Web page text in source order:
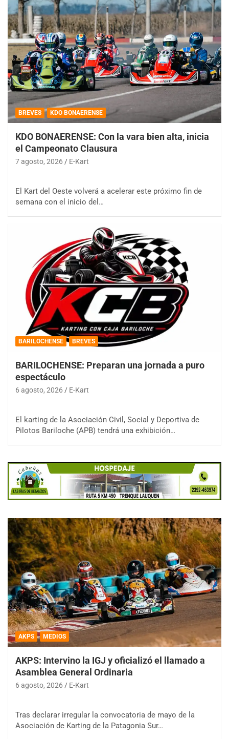
BREVES KDO BONAERENSE
KDO BONAERENSE: Con la vara bien alta, inicia
el Campeonato Clausura
7 agosto, 2026 E-Kart
El Kart del Oeste volverá a acelerar este próximo fin de
semana con el inicio del…
BARILOCHENSE BREVES
BARILOCHENSE: Preparan una jornada a puro
espectáculo
6 agosto, 2026 E-Kart
El karting de la Asociación Civil, Social y Deportiva de
Pilotos Bariloche (APB) tendrá una exhibición…
AKPS MEDIOS
AKPS: Intervino la IGJ y oficializó el llamado a
Asamblea General Ordinaria
6 agosto, 2026 E-Kart
Tras declarar irregular la convocatoria de mayo de la
Asociación de Karting de la Patagonia Sur…